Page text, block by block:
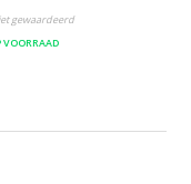
gewaardeerd
VOORRAAD